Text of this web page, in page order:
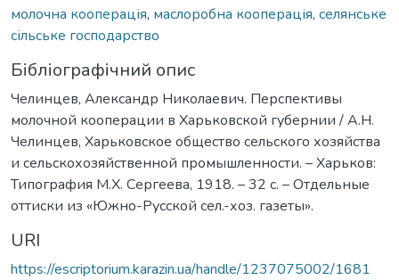
молочна кооперація, маслоробна кооперація, селянське
сільське господарство
Бібліографічний опис
Челинцев, Александр Николаевич. Перспективы
молочной кооперации в Харьковской губернии / А.Н.
Челинцев, Харьковское общество сельского хозяйства
и сельскохозяйственной промышленности. – Харьков:
Типография М.Х. Сергеева, 1918. – 32 с. – Отдельные
оттиски из «Южно-Русской сел.-хоз. газеты».
URI
https://escriptorium.karazin.ua/handle/1237075002/1681